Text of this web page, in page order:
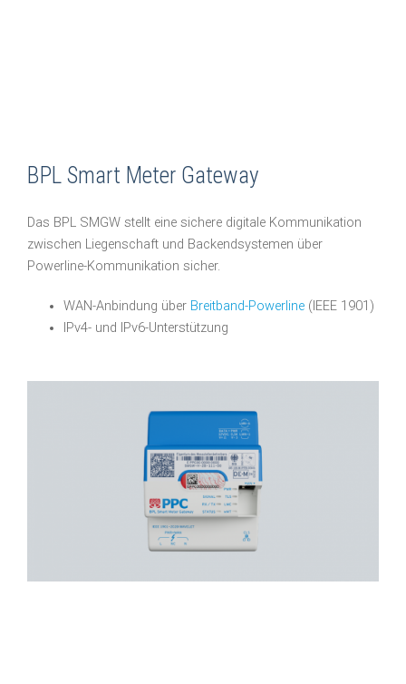
BPL Smart Meter Gateway
Das BPL SMGW stellt eine sichere digitale Kommunikation
zwischen Liegenschaft und Backendsystemen über
Powerline-Kommunikation sicher.
WAN-Anbindung über Breitband-Powerline (IEEE 1901)
IPv4- und IPv6-Unterstützung